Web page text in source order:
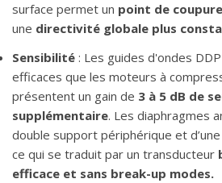
surface permet un point de
une directivité globale plus
Sensibilité : Les guides d'ondes
efficaces que les moteurs à
présentent un gain de 3 à 5 dB de
supplémentaire. Les diaphragmes
double support périphérique et
ce qui se traduit par un transducteur
efficace et sans break-up modes.